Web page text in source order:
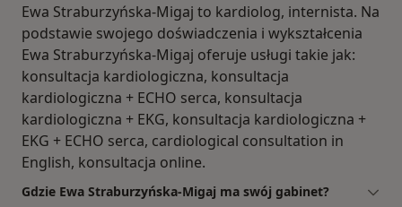
Ewa Straburzyńska-Migaj to kardiolog, internista. Na
podstawie swojego doświadczenia i wykształcenia
Ewa Straburzyńska-Migaj oferuje usługi takie jak:
konsultacja kardiologiczna, konsultacja
kardiologiczna + ECHO serca, konsultacja
kardiologiczna + EKG, konsultacja kardiologiczna +
EKG + ECHO serca, cardiological consultation in
English, konsultacja online.
Gdzie Ewa Straburzyńska-Migaj ma swój gabinet?